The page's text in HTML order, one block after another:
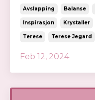
Avslapping Balanse
Inspirasjon Krystaller
Terese Terese Jegard
Feb 12, 2024